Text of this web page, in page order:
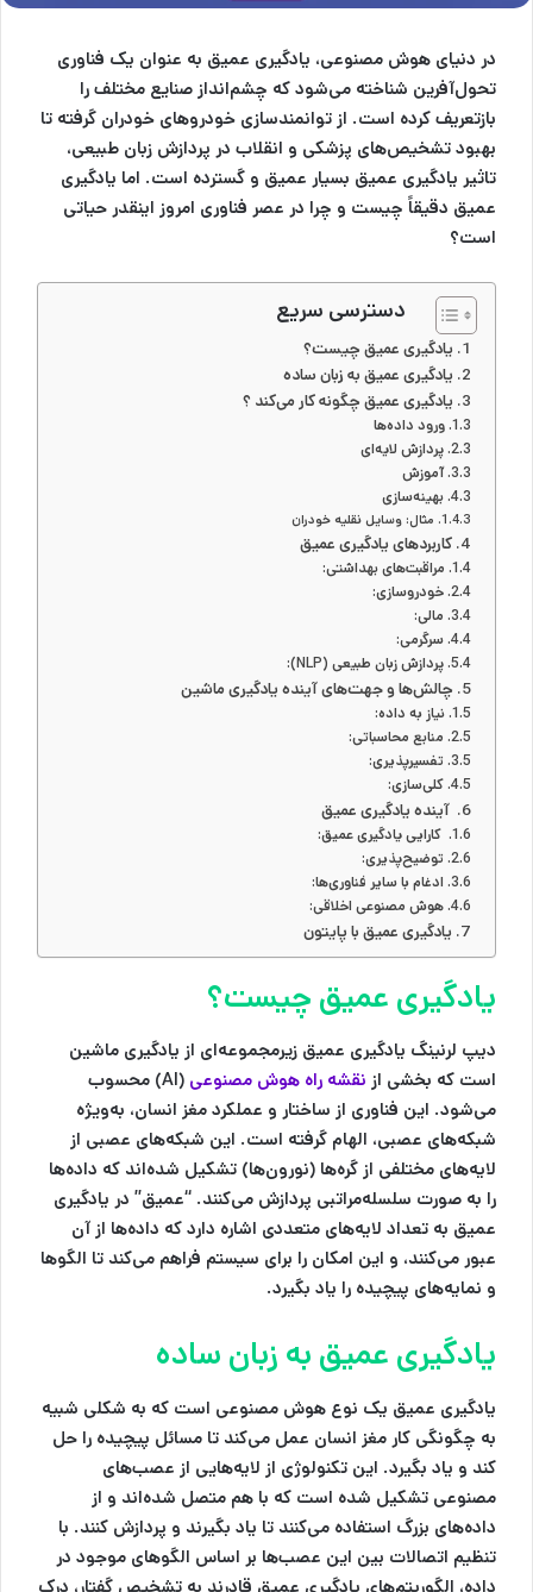
در دنیای هوش مصنوعی، یادگیری عمیق به عنوان یک فناوری
تحول‌آفرین شناخته می‌شود که چشم‌انداز صنایع مختلف را
بازتعریف کرده است. از توانمندسازی خودروهای خودران گرفته تا
بهبود تشخیص‌های پزشکی و انقلاب در پردازش زبان طبیعی،
تاثیر یادگیری عمیق بسیار عمیق و گسترده است. اما یادگیری
عمیق دقیقاً چیست و چرا در عصر فناوری امروز اینقدر حیاتی
است؟
دسترسی سریع
یادگیری عمیق چیست؟
یادگیری عمیق به زبان ساده
یادگیری عمیق چگونه کار می‌کند ؟
ورود داده‌ها
پردازش لایه‌ای
آموزش
بهینه‌سازی
مثال: وسایل نقلیه خودران
کاربردهای یادگیری عمیق
مراقبت‌های بهداشتی:
خودروسازی:
مالی:
سرگرمی:
پردازش زبان طبیعی (NLP):
چالش‌ها و جهت‌های آینده یادگیری ماشین
نیاز به داده:
منابع محاسباتی:
تفسیرپذیری:
کلی‌سازی:
آینده یادگیری عمیق
کارایی یادگیری عمیق:
توضیح‌پذیری:
ادغام با سایر فناوری‌ها:
هوش مصنوعی اخلاقی:
یادگیری عمیق با پایتون
یادگیری عمیق چیست؟
دیپ لرنینگ یادگیری عمیق زیرمجموعه‌ای از یادگیری ماشین
است که بخشی از نقشه راه هوش مصنوعی
(AI) محسوب
می‌شود. این فناوری از ساختار و عملکرد مغز انسان، به‌ویژه
شبکه‌های عصبی، الهام گرفته است. این شبکه‌های عصبی از
لایه‌های مختلفی از گره‌ها (نورون‌ها) تشکیل شده‌اند که داده‌ها
را به صورت سلسله‌مراتبی پردازش می‌کنند. “عمیق” در یادگیری
عمیق به تعداد لایه‌های متعددی اشاره دارد که داده‌ها از آن
عبور می‌کنند، و این امکان را برای سیستم فراهم می‌کند تا الگوها
و نمایه‌های پیچیده را یاد بگیرد.
یادگیری عمیق به زبان ساده
یادگیری عمیق یک نوع هوش مصنوعی است که به شکلی شبیه
به چگونگی کار مغز انسان عمل می‌کند تا مسائل پیچیده را حل
کند و یاد بگیرد. این تکنولوژی از لایه‌هایی از عصب‌های
مصنوعی تشکیل شده است که با هم متصل شده‌اند و از
داده‌های بزرگ استفاده می‌کنند تا یاد بگیرند و پردازش کنند. با
تنظیم اتصالات بین این عصب‌ها بر اساس الگوهای موجود در
داده، الگوریتم‌های یادگیری عمیق قادرند به تشخیص گفتار، درک